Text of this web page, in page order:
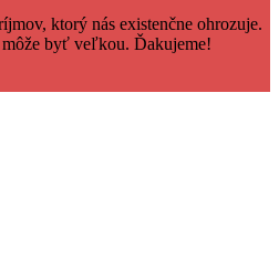
ktorý nás existenčne ohrozuje.
môže byť veľkou. Ďakujeme!